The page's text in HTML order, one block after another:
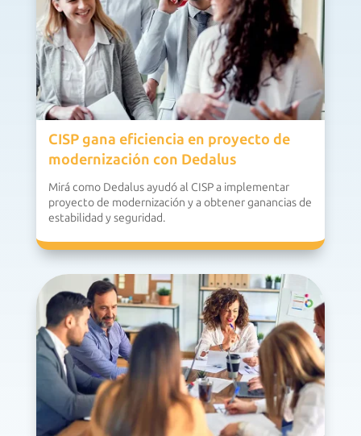
CISP gana eficiencia en proyecto de
modernización con Dedalus
Mirá como Dedalus ayudó al CISP a implementar
proyecto de modernización y a obtener ganancias de
estabilidad y seguridad.